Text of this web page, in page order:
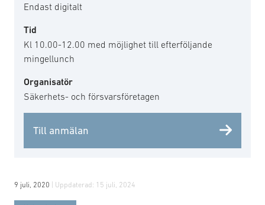
Endast digitalt
Tid
Kl 10.00-12.00 med möjlighet till efterföljande
mingellunch
Organisatör
Säkerhets- och försvarsföretagen
Till anmälan
9 juli, 2020 | Uppdaterad: 15 juli, 2024